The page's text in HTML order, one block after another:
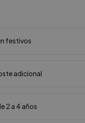
festivos
adicional
2 a 4 años